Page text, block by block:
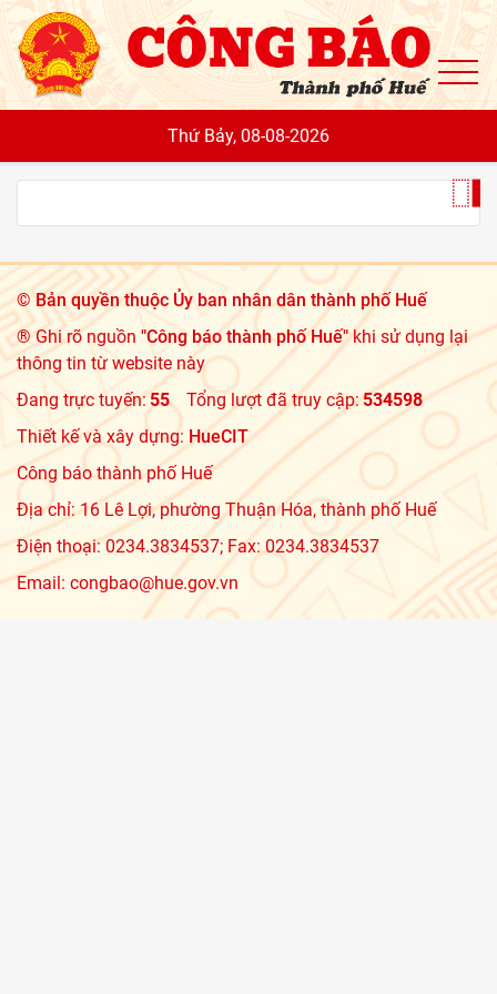
Thứ Bảy, 08-08-2026
©Bản quyền thuộc Ủy ban nhân dân thành phố Huế
® Ghi rõ nguồn "Công báo thành phố Huế"khi sử dụng lại
thông tin từ website này
Đang trực tuyến:55 Tổng lượt đã truy cập:534598
Thiết kế và xây dựng: HueCIT
Công báo thành phố Huế
Địa chỉ: 16 Lê Lợi, phường Thuận Hóa, thành phố Huế
Điện thoại: 0234.3834537; Fax: 0234.3834537
Email: congbao@hue.gov.vn